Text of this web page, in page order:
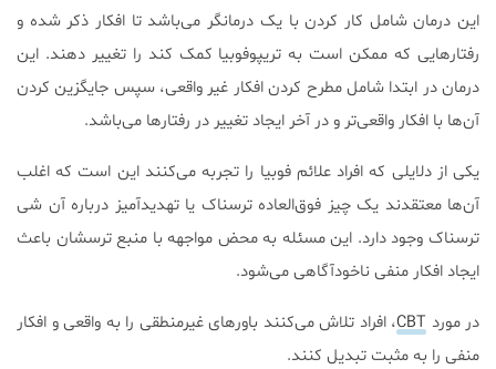
این درمان شامل کار کردن با یک درمانگر می‌باشد تا افکار ذکر شده و
رفتار‌هایی که ممکن است به تریپوفوبیا کمک کند را تغییر دهند. این
درمان در ابتدا شامل مطرح کردن افکار غیر واقعی، سپس جایگزین کردن
آن‌ها با افکار واقعی‌تر و در آخر ایجاد تغییر در رفتار‌ها می‌باشد.
یکی از دلایلی که افراد علائم فوبیا را تجربه می‌کنند این است که اغلب
آن‌ها معتقدند یک چیز فوق‌العاده ترسناک یا تهدید‌آمیز درباره آن شی
ترسناک وجود دارد. این مسئله به محض مواجهه با منبع ترسشان باعث
ایجاد افکار منفی ناخودآگاهی می‌شود.
در مورد CBT، افراد تلاش می‌کنند باور‌های غیرمنطقی را به واقعی و افکار
منفی را به مثبت تبدیل کنند.